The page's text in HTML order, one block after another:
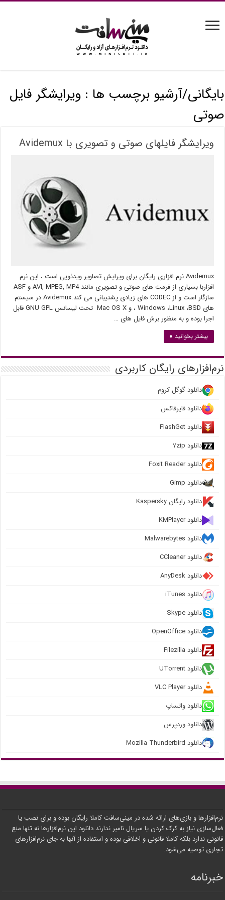
بایگانی/آرشیو برچسب ها :ویرایشگر فایل
صوتی
ویرایشگر فایلهای صوتی و تصویری با Avidemux
Avidemux نرم افزاری رایگان برای ویرایش تصاویر ویدئویی است ، این نرم
افزاربا بسیاری از فرمت های صوتی و تصویری مانند AVI, MPEG, MP4 و ASF
سازگار است و از CODEC های زیادی پشتیبانی می کند.Avidemux در سیستم
های Windows ،Linux ،BSD ، و Mac OS X تحت لیسانس GNU GPL قابل
اجرا بوده و به منظور برش فایل های …
بیشتر بخوانید »
نرم‌افزارهای رایگان کاربردی
دانلود گوگل کروم
دانلود فایرفاکس
دانلود FlashGet
دانلود ۷zip
دانلود Foxit Reader
دانلود Gimp
دانلود رایگان Kaspersky
دانلود KMPlayer
دانلود Malwarebytes
دانلود CCleaner
دانلود AnyDesk
دانلود iTunes
دانلود Skype
دانلود OpenOffice
دانلود Filezilla
دانلود UTorrent
دانلود VLC Player
دانلود واتساپ
دانلود وردپرس
دانلود Mozilla Thunderbird
نرم‌افزارها و بازی‌های ارائه شده در مینی‌سافت کاملا رایگان بوده و برای نصب یا
فعال‌سازی نیاز به کرک کردن یا سریال نامبر ندارند.دانلود این نرم‌افزارها نه تنها منع
قانونی ندارد بلکه کاملا قانونی و اخلاقی بوده و استفاده از آنها به جای نرم‌افزارهای
تجاری توصیه می‌شود.
خبرنامه